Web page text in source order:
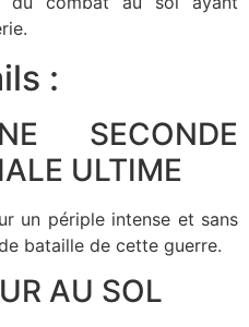
:
SECONDE
ULTIME
un périple intense et sans
bataille de cette guerre.
AU SOL